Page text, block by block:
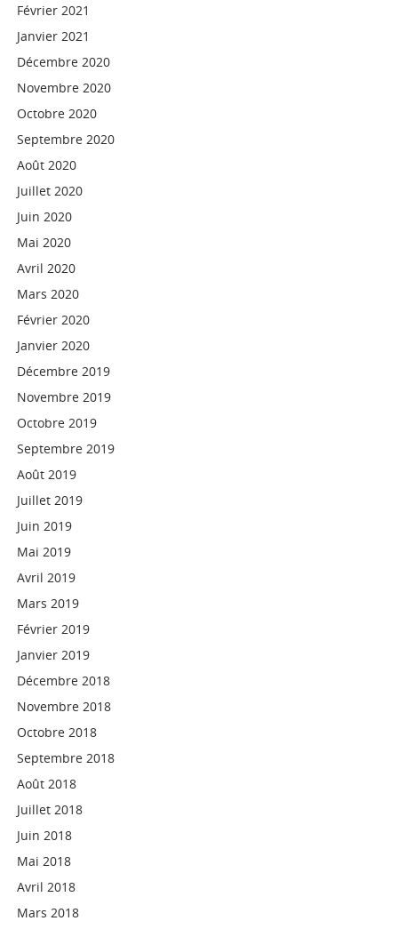
Février 2021
Janvier 2021
Décembre 2020
Novembre 2020
Octobre 2020
Septembre 2020
Août 2020
Juillet 2020
Juin 2020
Mai 2020
Avril 2020
Mars 2020
Février 2020
Janvier 2020
Décembre 2019
Novembre 2019
Octobre 2019
Septembre 2019
Août 2019
Juillet 2019
Juin 2019
Mai 2019
Avril 2019
Mars 2019
Février 2019
Janvier 2019
Décembre 2018
Novembre 2018
Octobre 2018
Septembre 2018
Août 2018
Juillet 2018
Juin 2018
Mai 2018
Avril 2018
Mars 2018